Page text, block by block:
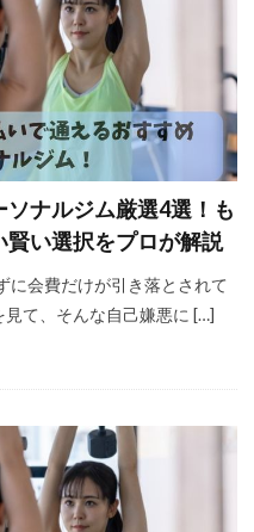
ナルジム厳選4選！も
賢い選択をプロが解説
に会費だけが引き落とされて
て、そんな自己嫌悪に […]